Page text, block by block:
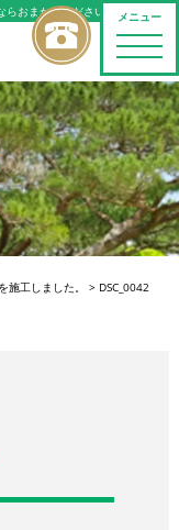
メニュー
toggle
らおまかせください
施工しました。 > DSC_0042